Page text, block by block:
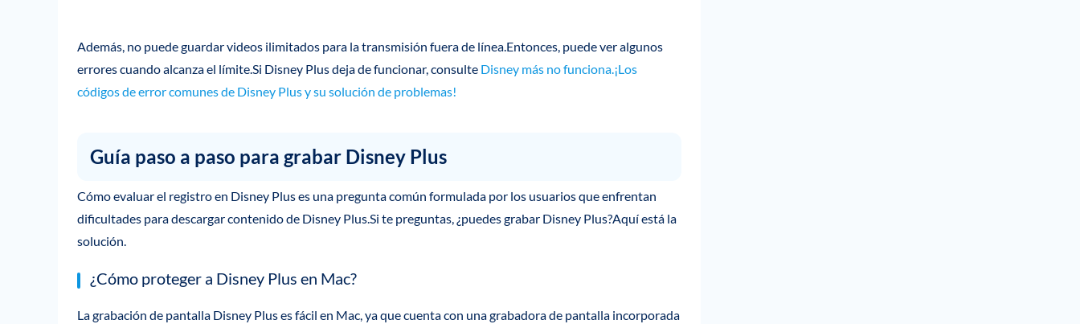
Además, no puede guardar videos ilimitados para la transmisión fuera de línea.Entonces, puede ver algunos
errores cuando alcanza el límite.Si Disney Plus deja de funcionar, consulte Disney más no funciona.¡Los
códigos de error comunes de Disney Plus y su solución de problemas!
Guía paso a paso para grabar Disney Plus
Cómo evaluar el registro en Disney Plus es una pregunta común formulada por los usuarios que enfrentan
dificultades para descargar contenido de Disney Plus.Si te preguntas, ¿puedes grabar Disney Plus?Aquí está la
solución.
¿Cómo proteger a Disney Plus en Mac?
La grabación de pantalla Disney Plus es fácil en Mac, ya que cuenta con una grabadora de pantalla incorporada